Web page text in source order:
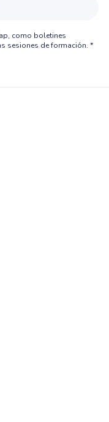
como boletines
sesiones de formación. *